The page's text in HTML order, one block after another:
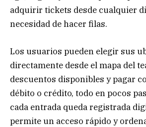
adquirir tickets desde cualquier
necesidad de hacer filas.
Los usuarios pueden elegir sus
directamente desde el mapa del
descuentos disponibles y pagar
débito o crédito, todo en pocos
cada entrada queda registrada
permite un acceso rápido y